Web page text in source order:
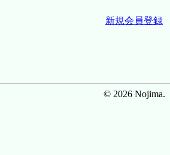
新規会員登録
© 2026 Nojima.